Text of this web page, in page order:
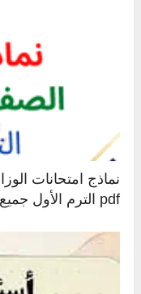
pdf الترم الأول جميع المواد